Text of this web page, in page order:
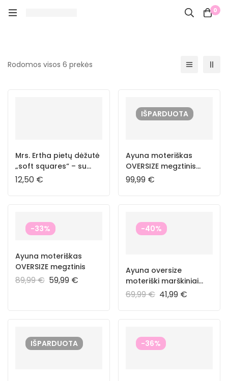
0
Rodomos visos 6 prekės
Mrs. Ertha pietų dėžutė
„soft squares“ – su
vidaus pertvara
12,50 €
IŠPARDUOTA
Ayuna moteriškas
OVERSIZE megztinis
“Arc en ciel”
99,99 €
-33%
Ayuna moteriškas
OVERSIZE megztinis
89,99€ 59,99 €
-40%
Ayuna oversize
moteriški marškiniai
“Piscine”
69,99€ 41,99 €
IŠPARDUOTA -36%